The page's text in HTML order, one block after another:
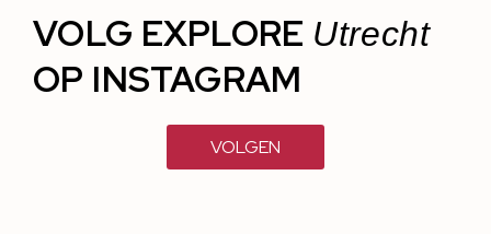
VOLG EXPLORE Utrecht
OP INSTAGRAM
VOLGEN